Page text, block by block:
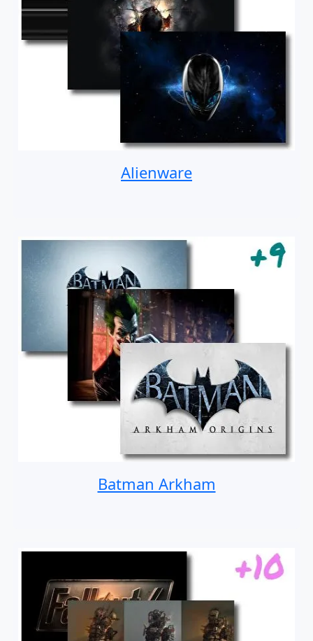
Alienware
Batman Arkham